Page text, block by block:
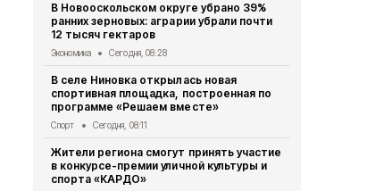
В Новооскольском округе убрано 39%
ранних зерновых: аграрии убрали почти
12 тысяч гектаров
Экономика Сегодня, 08:28
В селе Ниновка открылась новая
спортивная площадка, построенная по
программе «Решаем вместе»
Спорт Сегодня, 08:11
Жители региона смогут принять участие
в конкурсе-премии уличной культуры и
спорта «КАРДО»